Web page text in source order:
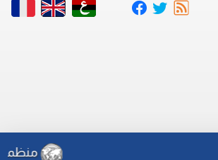
منظمة